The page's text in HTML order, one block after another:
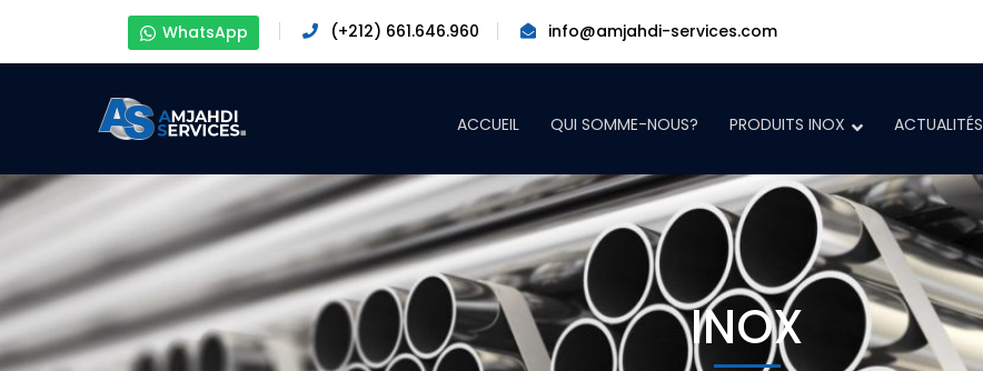
WhatsApp (+212) 661.646.960 info@amjahdi-services.com
ACCUEIL QUI SOMME-NOUS? PRODUITS INOX ACTUALITÉS
INOX